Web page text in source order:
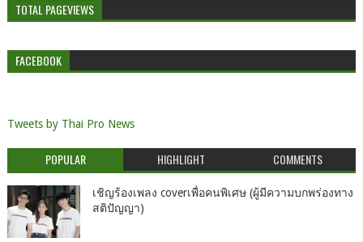
TOTAL PAGEVIEWS
FACEBOOK
Tweets by Thai Pro News
POPULAR HIGHLIGHT COMMENTS
เชิญร้องเพลง coverเพื่อคนพิเศษ (ผู้มีความบกพร่องทาง
สติปัญญา)